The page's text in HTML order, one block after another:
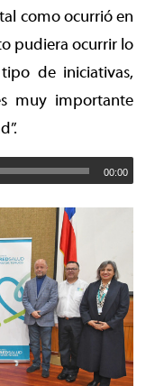
como ocurrió en
pudiera ocurrir lo
de iniciativas,
muy importante
00:00